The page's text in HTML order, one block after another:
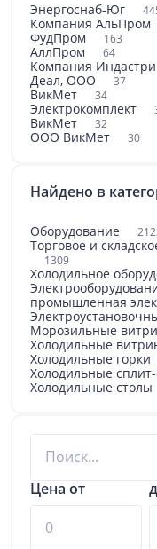
Энергоснаб-Юг
Компания АльПром
ФудПром 163
АллПром 64
Компания Индастри
Деал, ООО 37
ВикМет 34
Электрокомплект
ВикМет 32
ООО ВикМет 30
Найдено в
Оборудование
Торговое и
1309
Холодильное
промышленная
Морозильные
Холодильные
Холодильные горки
Холодильные
Холодильные столы
Цена от